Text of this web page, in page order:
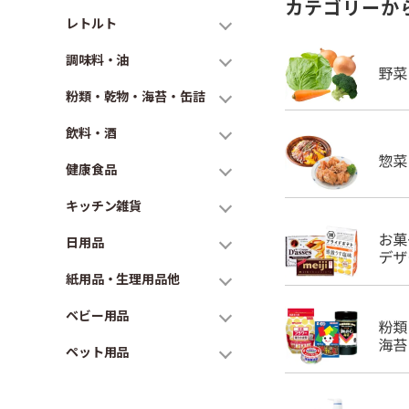
レトルト
調味料・油
粉類・乾物・海苔・缶詰
飲料・酒
健康食品
キッチン雑貨
日用品
紙用品・生理用品他
ベビー用品
ペット用品
カテゴリーか